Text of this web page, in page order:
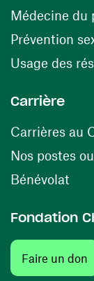
Médecine du
Prévention
Usage des
Carrière
Carrières au
Nos postes
Bénévolat
Fondation
Faire un don